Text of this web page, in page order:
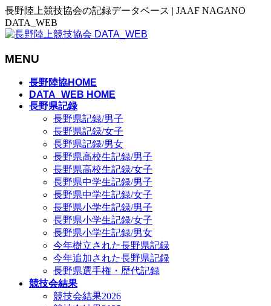
長野陸上競技協会の記録データベース | JAAF NAGANO
DATA_WEB
MENU
長野陸協HOME
DATA_WEB HOME
長野県記録
長野県記録/男子
長野県記録/女子
長野県記録/男女
長野県高校生記録/男子
長野県高校生記録/女子
長野県中学生記録/男子
長野県中学生記録/女子
長野県小学生記録/男子
長野県小学生記録/女子
長野県小学生記録/男女
今年樹立された長野県記録
今年追加された長野県記録
長野県選手権・歴代記録
競技会結果
競技会結果2026